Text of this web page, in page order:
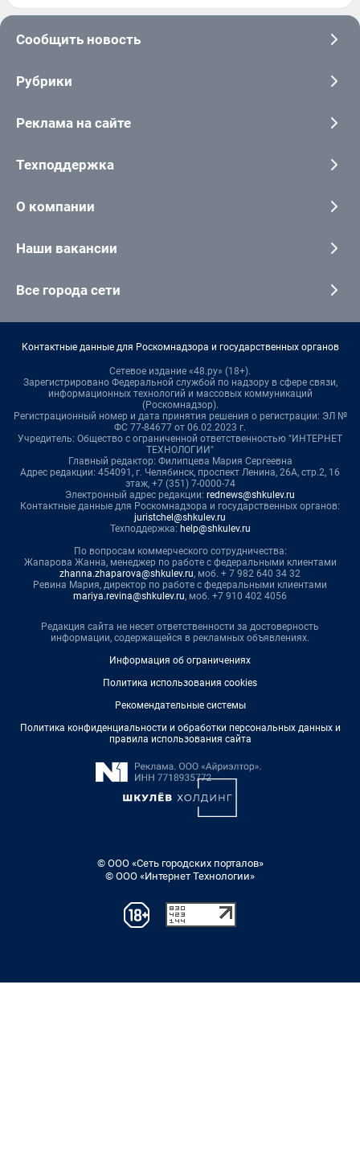
Сообщить новость
Рубрики
Реклама на сайте
Техподдержка
О компании
Наши вакансии
Все города сети
Контактные данные для Роскомнадзора и государственных органов
Сетевое издание «48.ру» (18+).
Зарегистрировано Федеральной службой по надзору в сфере связи,
информационных технологий и массовых коммуникаций
(Роскомнадзор).
Регистрационный номер и дата принятия решения о регистрации: ЭЛ №
ФС 77-84677 от 06.02.2023 г.
Учредитель: Общество с ограниченной ответственностью "ИНТЕРНЕТ
ТЕХНОЛОГИИ"
Главный редактор: Филипцева Мария Сергеевна
Адрес редакции: 454091, г. Челябинск, проспект Ленина, 26А, стр.2, 16
этаж, +7 (351) 7-0000-74
Электронный адрес редакции: rednews@shkulev.ru
Контактные данные для Роскомнадзора и государственных органов:
juristchel@shkulev.ru
Техподдержка: help@shkulev.ru
По вопросам коммерческого сотрудничества:
Жапарова Жанна, менеджер по работе с федеральными клиентами
zhanna.zhaparova@shkulev.ru, моб. + 7 982 640 34 32
Ревина Мария, директор по работе с федеральными клиентами
mariya.revina@shkulev.ru, моб. +7 910 402 4056
Редакция сайта не несет ответственности за достоверность
информации, содержащейся в рекламных объявлениях.
Информация об ограничениях
Политика использования cookies
Рекомендательные системы
Политика конфиденциальности и обработки персональных данных и
правила использования сайта
© ООО «Сеть городских порталов»
© ООО «Интернет Технологии»